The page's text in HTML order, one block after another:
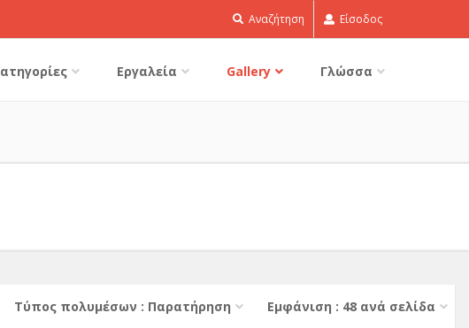
Αναζήτηση Είσοδος
Εργαλεία Gallery Γλώσσα
Εμφάνιση : 48 ανά σελίδα
Τύπος πολυμέσων : Παρατήρηση